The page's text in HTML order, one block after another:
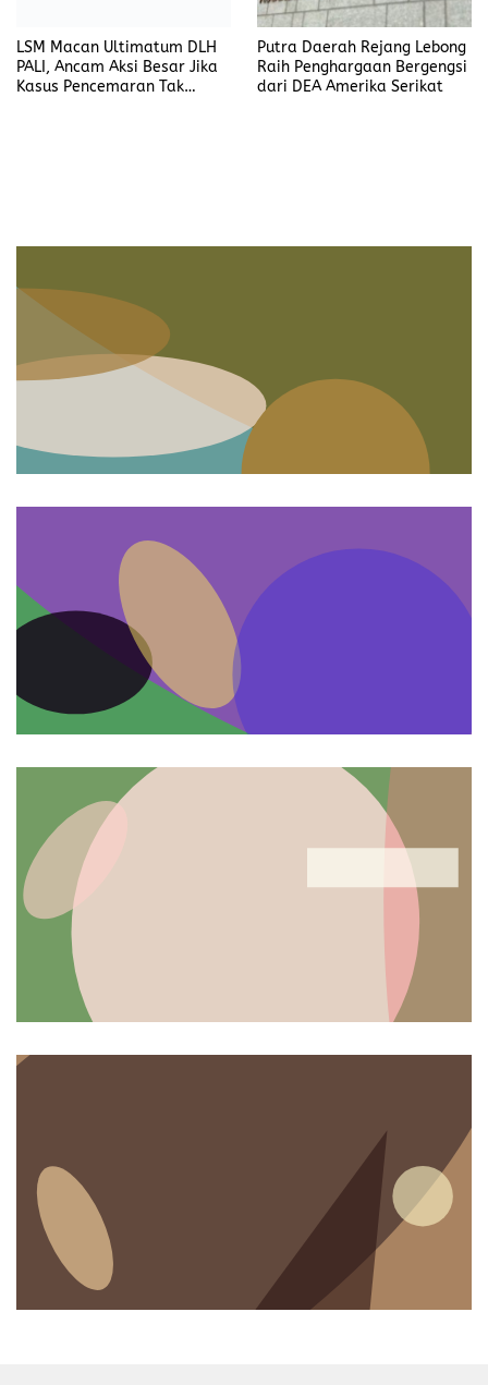
LSM Macan Ultimatum DLH
PALI, Ancam Aksi Besar Jika
Kasus Pencemaran Tak
Putra Daerah Rejang Lebong
Raih Penghargaan Bergengsi
dari DEA Amerika Serikat